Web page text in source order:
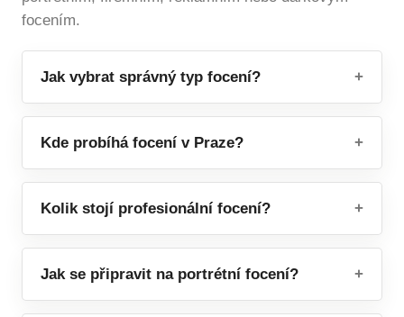
focením.
Jak vybrat správný typ focení?
Kde probíhá focení v Praze?
Kolik stojí profesionální focení?
Jak se připravit na portrétní focení?